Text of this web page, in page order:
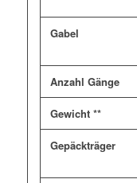
Gabel
Anzahl Gänge
Gewicht **
Gepäckträger